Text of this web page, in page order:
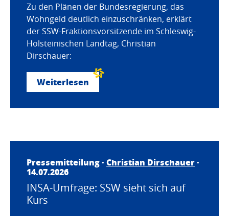
Zu den Plänen der Bundesregierung, das
Wohngeld deutlich einzuschränken, erklärt
der SSW-Fraktionsvorsitzende im Schleswig-
Holsteinischen Landtag, Christian
Dirschauer:
Weiterlesen
Pressemitteilung · Christian Dirschauer·
14.07.2026
INSA-Umfrage: SSW sieht sich auf
Kurs